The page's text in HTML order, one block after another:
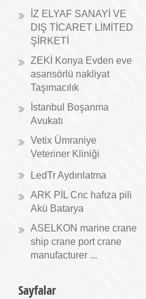
İZ ELYAF SANAYİ VE
DIŞ TİCARET LİMİTED
ŞİRKETİ
ZEKİ Konya Evden eve
asansörlü nakliyat
Taşımacılık
İstanbul Boşanma
Avukatı
Vetix Ümraniye
Veteriner Kliniği
LedTr Aydınlatma
ARK PİL Cnc hafıza pili
Akü Batarya
ASELKON marine crane
ship crane port crane
manufacturer ...
Sayfalar